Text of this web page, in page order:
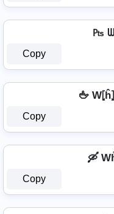
₧
Copy
🖕
Copy
🛶
Copy